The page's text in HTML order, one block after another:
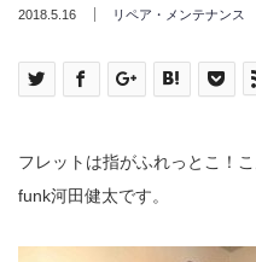
2018.5.16 リペア・メンテナンス
フレットは指がふれっとこ！
funk河田健太です。